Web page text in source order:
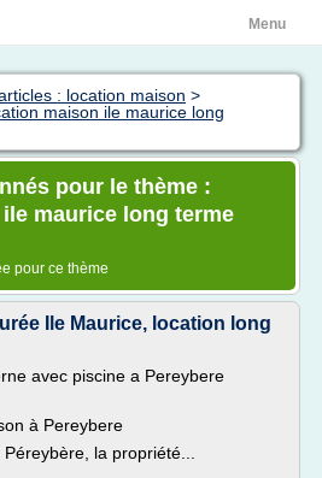
Menu
: location maison >
maison ile maurice long
pour le thème :
maurice long terme
pour ce thème
Ile Maurice, location long
avec piscine a Pereybere
à Pereybere
la propriété...